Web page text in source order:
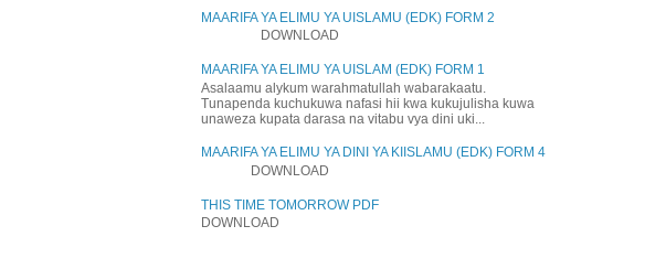
MAARIFA YA ELIMU YA UISLAMU (EDK) FORM 2
DOWNLOAD
MAARIFA YA ELIMU YA UISLAM (EDK) FORM 1
Asalaamu alykum warahmatullah wabarakaatu.
Tunapenda kuchukuwa nafasi hii kwa kukujulisha kuwa
unaweza kupata darasa na vitabu vya dini uki...
MAARIFA YA ELIMU YA DINI YA KIISLAMU (EDK) FORM 4
DOWNLOAD
THIS TIME TOMORROW PDF
DOWNLOAD